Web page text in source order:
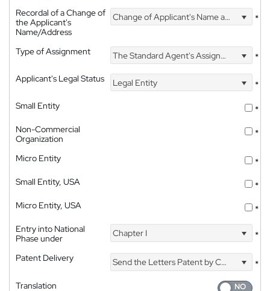
Recordal of a Change of
the Applicant's
Name/Address
Change of Applicant's Name and Address *
Type of Assignment The Standard Agent's Assignment
*
Applicant's Legal Status
Legal Entity
*
Small Entity
*
Non-Commercial
Organization
*
Micro Entity
*
Small Entity, USA
*
Micro Entity, USA
*
Entry into National
Phase under
Chapter I *
Patent Delivery Send the Letters Patent by Courier
*
Translation